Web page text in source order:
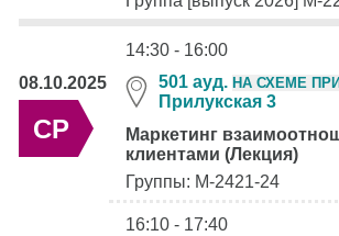
08.10.2025
СР
14:30 - 16:00
501 ауд. НА СХЕМЕ
Прилукская 3
Маркетинг
клиентами (Лекция)
Группы: М-2421-24
16:10 - 17:40